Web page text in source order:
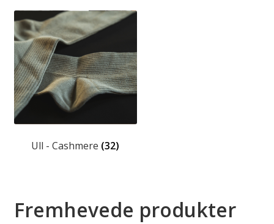
Ull - Cashmere (32)
Fremhevede produkter